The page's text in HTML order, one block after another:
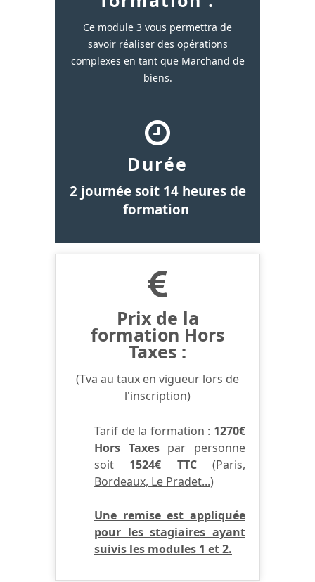
Ce module 3 vous permettra de
savoir réaliser des opérations
complexes en tant que Marchand de
biens.
Durée
2 journée soit 14 heures de
formation
Prix de la
formation Hors
Taxes :
(Tva au taux en vigueur lors de
l'inscription)
Tarif de la formation : 1270€
Hors Taxespar personne
soit 1524€ TTC(Paris,
Bordeaux, Le Pradet...)
Une remise est appliquée
pour les stagiaires ayant
suivis les modules 1 et 2.